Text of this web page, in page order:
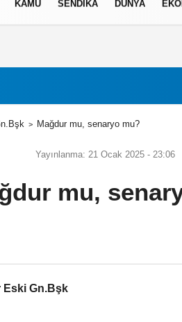
KAMU SENDİKA DÜNYA
Mağdur mu, senaryo mu?
Yayınlanma: 21 Ocak 2025 - 23:06
mu,
Eski Gn.Bşk